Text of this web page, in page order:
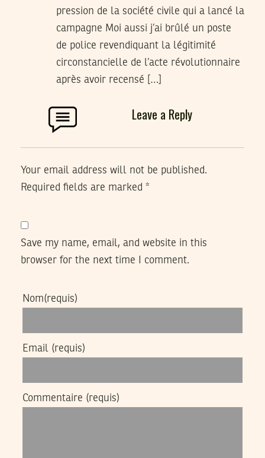
pression de la société civile qui a lancé la
campagne Moi aussi j’ai brûlé un poste
de police revendiquant la légitimité
circonstancielle de l’acte révolutionnaire
après avoir recensé […]
Leave a Reply
Your email address will not be published.
Required fields are marked *
Save my name, email, and website in this
browser for the next time I comment.
Nom(requis)
Email (requis)
Commentaire (requis)